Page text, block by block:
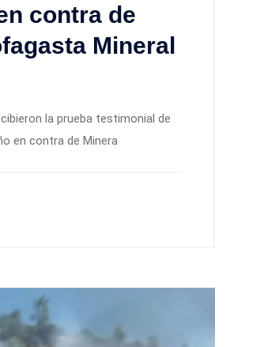
contra de
Mineral
la prueba testimonial de
en contra de Minera